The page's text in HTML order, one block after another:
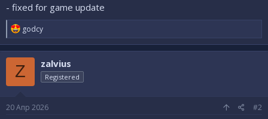
- fixed for game update
Р
е
а
к
ц
и
и
godcy
Z zalvius
Registered
20 Апр 2026 #2